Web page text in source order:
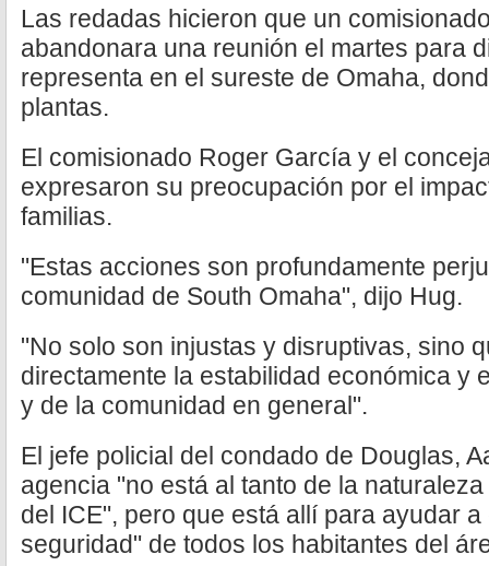
Las redadas hicieron que un
abandonara una reunión el martes para
representa en el sureste de Omaha,
plantas.
El comisionado Roger García y el
expresaron su preocupación por el
familias.
"Estas acciones son profundamente
comunidad de South Omaha", dijo Hug.
"No solo son injustas y disruptivas, sino
directamente la estabilidad económica y
y de la comunidad en general".
El jefe policial del condado de Douglas,
agencia "no está al tanto de la
del ICE", pero que está allí para ayudar
seguridad" de todos los habitantes del